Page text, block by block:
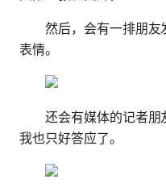
然后，会有一排朋友
表情。
还会有媒体的记者朋
我也只好答应了。